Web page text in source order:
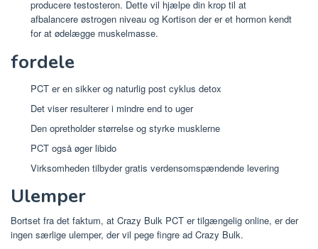
producere testosteron. Dette vil hjælpe din krop til at
afbalancere østrogen niveau og Kortison der er et hormon kendt
for at ødelægge muskelmasse.
fordele
PCT er en sikker og naturlig post cyklus detox
Det viser resulterer i mindre end to uger
Den opretholder størrelse og styrke musklerne
PCT også øger libido
Virksomheden tilbyder gratis verdensomspændende levering
Ulemper
Bortset fra det faktum, at Crazy Bulk PCT er tilgængelig online, er der
ingen særlige ulemper, der vil pege fingre ad Crazy Bulk.